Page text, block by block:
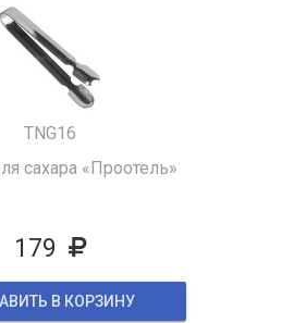
TNG16
сахара «Проотель»
179
В КОРЗИНУ